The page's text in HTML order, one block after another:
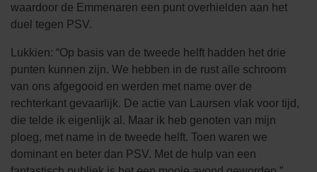
waardoor de Emmenaren een punt overhielden aan het
duel tegen PSV.
Lukkien: “Op basis van de tweede helft hadden het drie
punten kunnen zijn. We hebben in de rust alle schroom
van ons afgegooid en werden met name over de
rechterkant gevaarlijk. De actie van Laursen vlak voor tijd,
die telde ik eigenlijk al. Maar ik heb genoten van mijn
ploeg, met name in de tweede helft. Toen waren we
dominant en beter dan PSV. Met de hulp van een